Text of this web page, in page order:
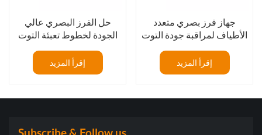
حل الفرز البصري عالي
الجودة لخطوط تعبئة التوت
إقرأ المزيد
جهاز فرز بصري متعدد
الأطياف لمراقبة جودة التوت
إقرأ المزيد